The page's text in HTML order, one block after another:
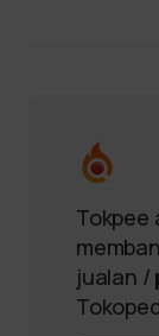
Tokpee
jualan /